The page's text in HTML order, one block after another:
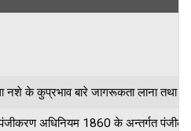
नशे के कुप्रभाव बारे जागरूकता लाना तथा
अधिनियम 1860 के अन्तर्गत